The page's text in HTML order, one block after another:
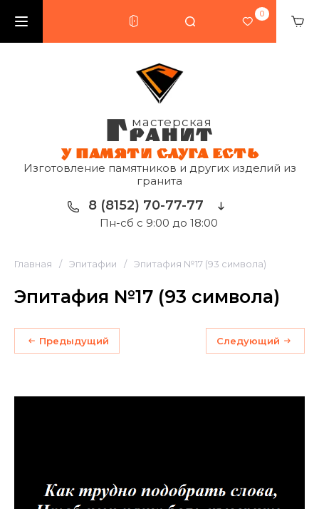
0
мастерская
ГРАНИТ
У ПАМЯТИ СЛУГА ЕСТЬ
Изготовление памятников и других изделий из
гранита
8 (8152) 70-77-77
Пн-сб с 9:00 до 18:00
Главная / Эпитафии / Эпитафия №17 (93 символа)
Эпитафия №17 (93 символа)
Предыдущий Следующий